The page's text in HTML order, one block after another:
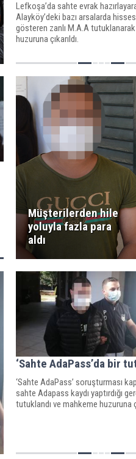
Lefkoşa’da sahte evrak
Alayköy’deki bazı arsalarda
gösteren zanlı M.A.A
huzuruna çıkarıldı.
Müşterilerden hile
yoluyla fazla para
aldı
‘Sahte AdaPass’da bir
‘Sahte AdaPass’ soruşturması
sahte Adapass kaydı yaptırdığı
tutuklandı ve mahkeme huzuruna